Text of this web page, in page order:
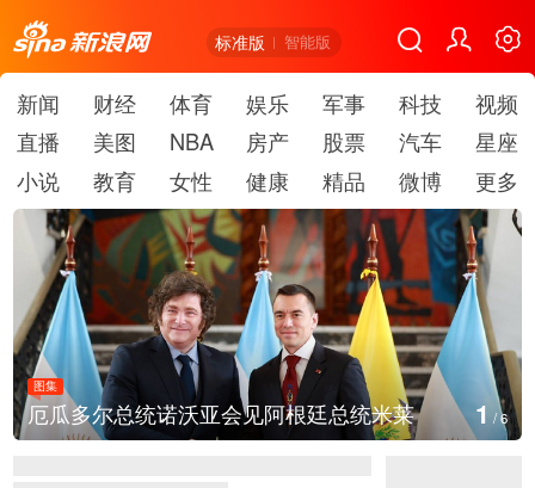
标准版 智能版
新闻 财经 体育 娱乐 军事 科技
视频
直播
美图 NBA 房产 股票 汽车
星座
小说
教育 女性 健康 精品 微博 更多
图集
厄瓜多尔总统诺沃亚会见阿根廷总统米莱 1/6